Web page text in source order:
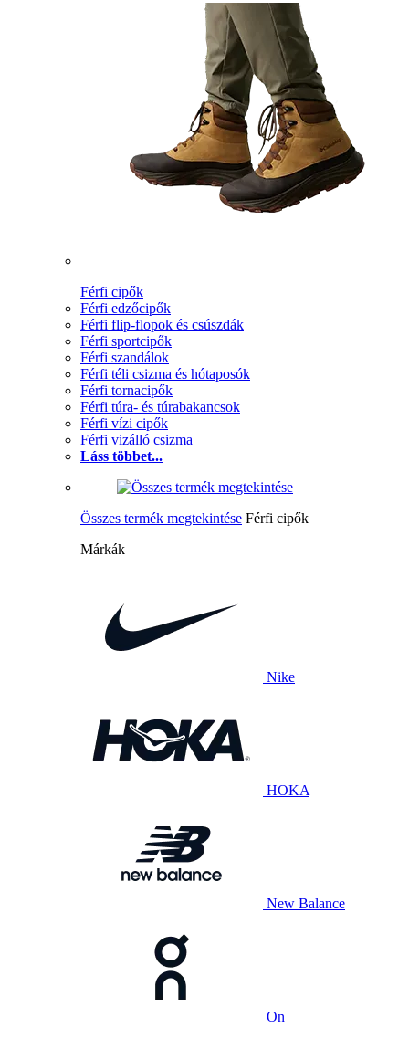
Férfi cipők
Férfi edzőcipők
Férfi flip-flopok és csúszdák
Férfi sportcipők
Férfi szandálok
Férfi téli csizma és hótaposók
Férfi tornacipők
Férfi túra- és túrabakancsok
Férfi vízi cipők
Férfi vizálló csizma
Láss többet...
Összes termék megtekintése Férfi cipők
Márkák
Nike
HOKA
New Balance
On